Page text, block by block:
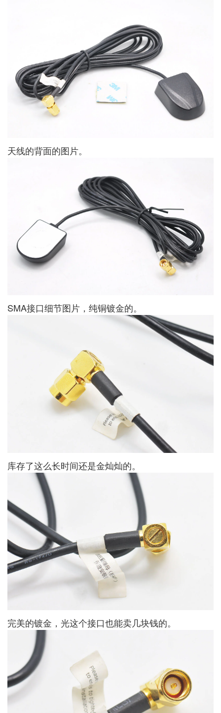
天线的背面的图片。
SMA接口细节图片，纯铜镀金的。
库存了这么长时间还是金灿灿的。
完美的镀金，光这个接口也能卖几块钱的。